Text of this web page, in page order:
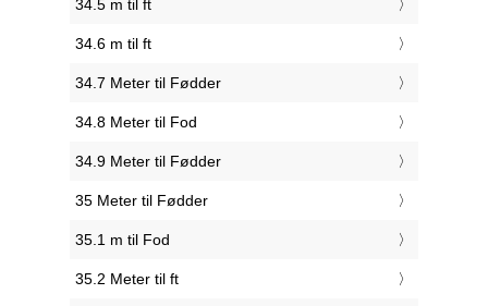
34.5 m til ft
34.6 m til ft
34.7 Meter til Fødder
34.8 Meter til Fod
34.9 Meter til Fødder
35 Meter til Fødder
35.1 m til Fod
35.2 Meter til ft